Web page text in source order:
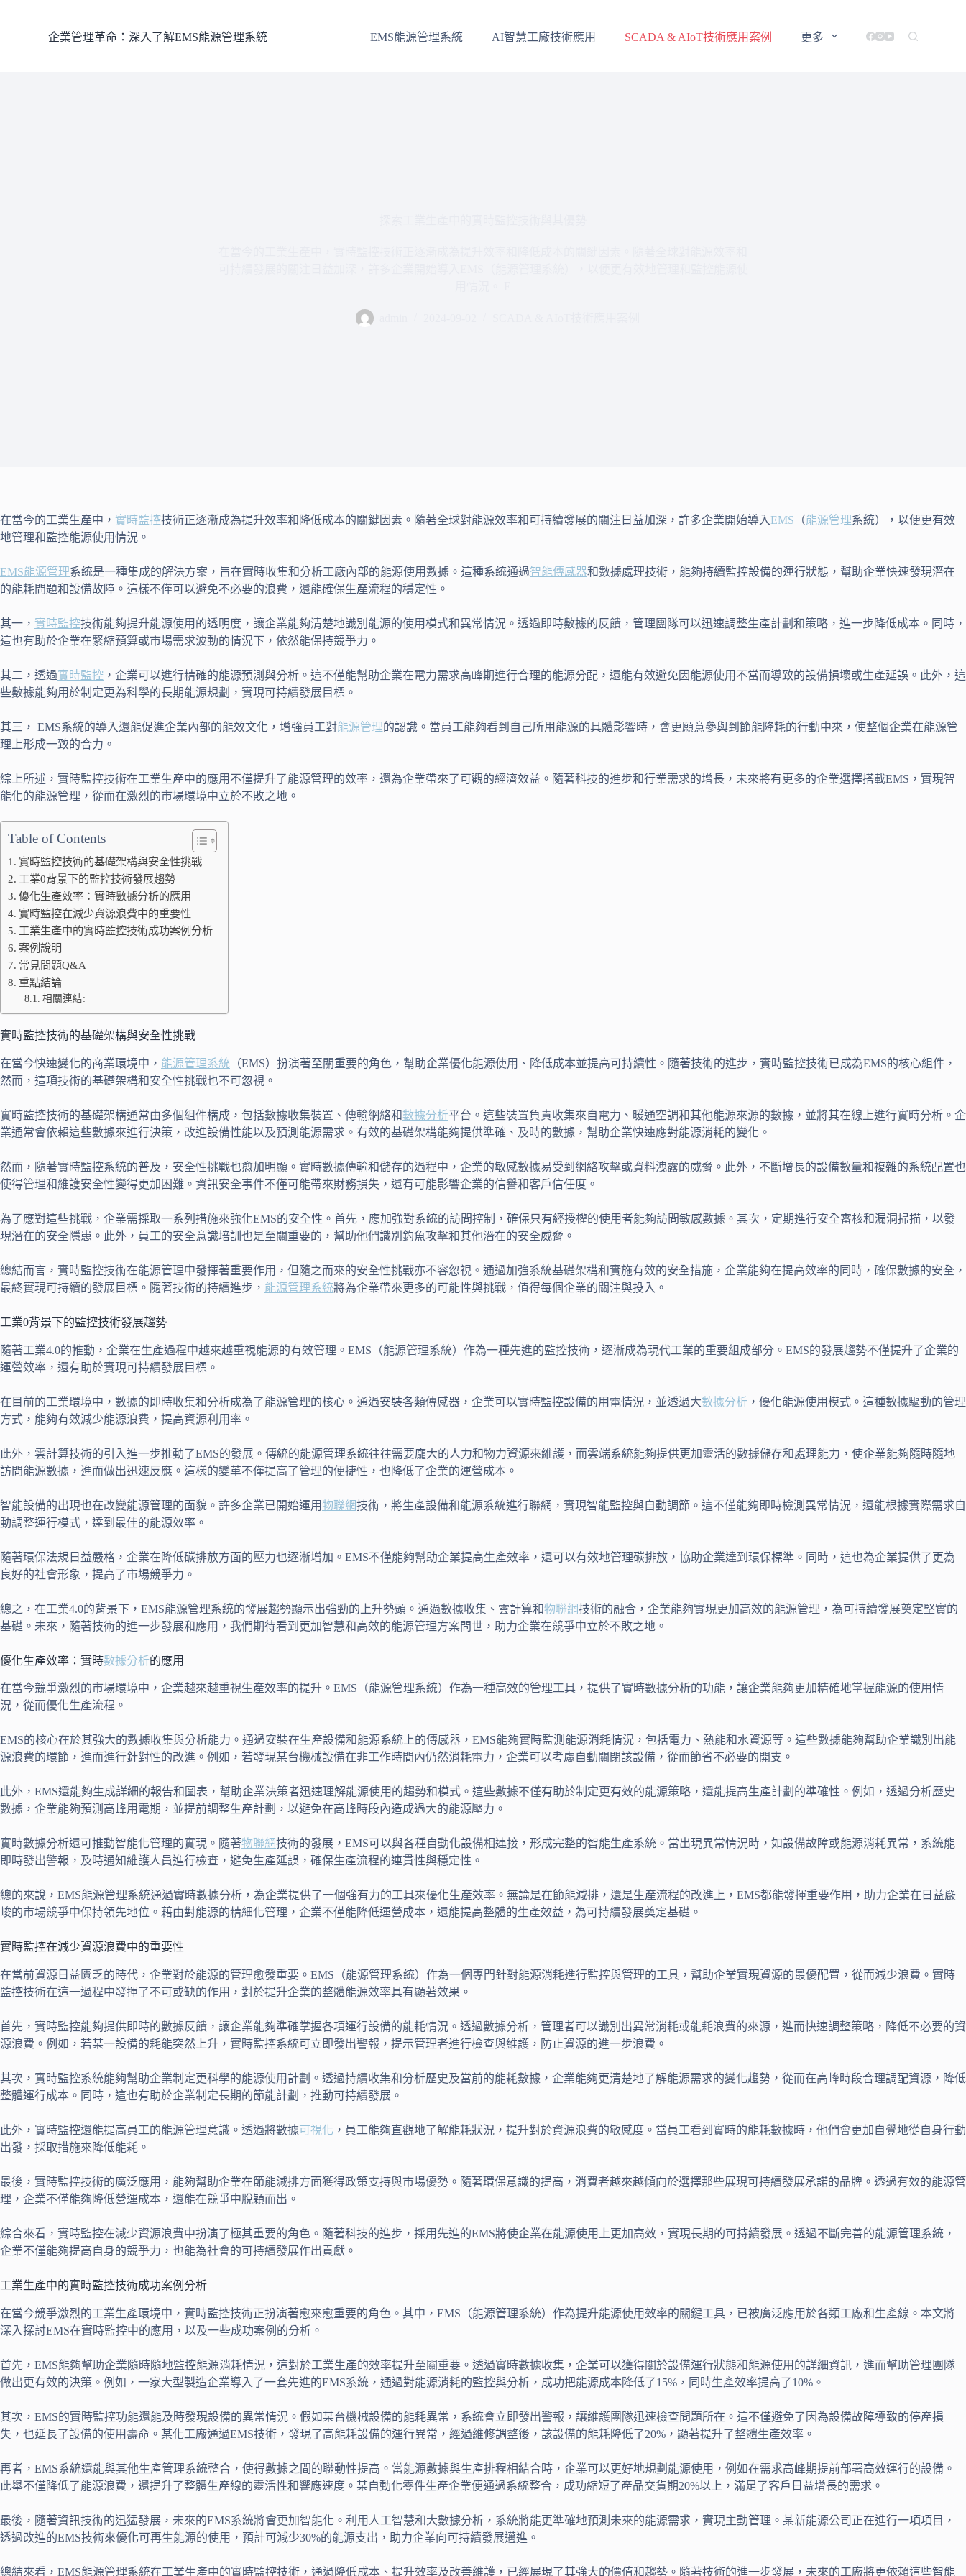
企業管理革命：深入了解EMS能源管理系統 EMS能源管理系統 AI智慧工廠技術應用 SCADA & AIoT技術應用案例 更多
在當今的工業生產中， 實時監控技術正逐漸成為提升效率和降低成本的關鍵因素。隨著全球對能源效率和可持續發展的關注日益加深，許多企業開始導入EMS （能源管理系統），以便更有效
地管理和監控能源使用情況。
EMS能源管理系統是一種集成的解決方案，旨在實時收集和分析工廠內部的能源使用數據。這種系統通過智能傳感器和數據處理技術，能夠持續監控設備的運行狀態，幫助企業快速發現潛在
的能耗問題和設備故障。這樣不僅可以避免不必要的浪費，還能確保生產流程的穩定性。
其一， 實時監控技術能夠提升能源使用的透明度，讓企業能夠清楚地識別能源的使用模式和異常情況。透過即時數據的反饋，管理團隊可以迅速調整生產計劃和策略，進一步降低成本。同時，
這也有助於企業在緊縮預算或市場需求波動的情況下，依然能保持競爭力。
其二，透過實時監控 ，企業可以進行精確的能源預測與分析。這不僅能幫助企業在電力需求高峰期進行合理的能源分配，還能有效避免因能源使用不當而導致的設備損壞或生產延誤。此外，這
些數據能夠用於制定更為科學的長期能源規劃，實現可持續發展目標。
其三， EMS系統的導入還能促進企業內部的能效文化，增強員工對能源管理的認識。當員工能夠看到自己所用能源的具體影響時，會更願意參與到節能降耗的行動中來，使整個企業在能源管
理上形成一致的合力。
綜上所述，實時監控技術在工業生產中的應用不僅提升了能源管理的效率，還為企業帶來了可觀的經濟效益。隨著科技的進步和行業需求的增長，未來將有更多的企業選擇搭載EMS，實現智
能化的能源管理，從而在激烈的市場環境中立於不敗之地。
Table of Contents
實時監控技術的基礎架構與安全性挑戰
工業0背景下的監控技術發展趨勢
優化生產效率：實時數據分析的應用
實時監控在減少資源浪費中的重要性
工業生產中的實時監控技術成功案例分析
案例說明
常見問題Q&A
重點結論
相關連結:
實時監控技術的基礎架構與安全性挑戰
在當今快速變化的商業環境中， 能源管理系統 （EMS）扮演著至關重要的角色，幫助企業優化能源使用、降低成本並提高可持續性。隨著技術的進步，實時監控技術已成為EMS的核心組件，
然而，這項技術的基礎架構和安全性挑戰也不可忽視。
實時監控技術的基礎架構通常由多個組件構成，包括數據收集裝置、傳輸網絡和數據分析平台。這些裝置負責收集來自電力、暖通空調和其他能源來源的數據，並將其在線上進行實時分析。企
業通常會依賴這些數據來進行決策，改進設備性能以及預測能源需求。有效的基礎架構能夠提供準確、及時的數據，幫助企業快速應對能源消耗的變化。
然而，隨著實時監控系統的普及，安全性挑戰也愈加明顯。實時數據傳輸和儲存的過程中，企業的敏感數據易受到網絡攻擊或資料洩露的威脅。此外，不斷增長的設備數量和複雜的系統配置也
使得管理和維護安全性變得更加困難。資訊安全事件不僅可能帶來財務損失，還有可能影響企業的信譽和客戶信任度。
為了應對這些挑戰，企業需採取一系列措施來強化EMS的安全性。首先，應加強對系統的訪問控制，確保只有經授權的使用者能夠訪問敏感數據。其次，定期進行安全審核和漏洞掃描，以發
現潛在的安全隱患。此外，員工的安全意識培訓也是至關重要的，幫助他們識別釣魚攻擊和其他潛在的安全威脅。
總結而言，實時監控技術在能源管理中發揮著重要作用，但隨之而來的安全性挑戰亦不容忽視。通過加強系統基礎架構和實施有效的安全措施，企業能夠在提高效率的同時，確保數據的安全，
最終實現可持續的發展目標。隨著技術的持續進步， 能源管理系統將為企業帶來更多的可能性與挑戰，值得每個企業的關注與投入。
工業0背景下的監控技術發展趨勢
隨著工業4.0的推動，企業在生產過程中越來越重視能源的有效管理。EMS（能源管理系統）作為一種先進的監控技術，逐漸成為現代工業的重要組成部分。EMS的發展趨勢不僅提升了企業的
運營效率，還有助於實現可持續發展目標。
在目前的工業環境中，數據的即時收集和分析成為了能源管理的核心。通過安裝各類傳感器，企業可以實時監控設備的用電情況，並透過大數據分析 ，優化能源使用模式。這種數據驅動的管理
方式，能夠有效減少能源浪費，提高資源利用率。
此外，雲計算技術的引入進一步推動了EMS的發展。傳統的能源管理系統往往需要龐大的人力和物力資源來維護，而雲端系統能夠提供更加靈活的數據儲存和處理能力，使企業能夠隨時隨地
訪問能源數據，進而做出迅速反應。這樣的變革不僅提高了管理的便捷性，也降低了企業的運營成本。
智能設備的出現也在改變能源管理的面貌。許多企業已開始運用物聯網技術，將生產設備和能源系統進行聯網，實現智能監控與自動調節。這不僅能夠即時檢測異常情況，還能根據實際需求自
動調整運行模式，達到最佳的能源效率。
隨著環保法規日益嚴格，企業在降低碳排放方面的壓力也逐漸增加。EMS不僅能夠幫助企業提高生產效率，還可以有效地管理碳排放，協助企業達到環保標準。同時，這也為企業提供了更為
良好的社會形象，提高了市場競爭力。
總之，在工業4.0的背景下，EMS能源管理系統的發展趨勢顯示出強勁的上升勢頭。通過數據收集、雲計算和物聯網技術的融合，企業能夠實現更加高效的能源管理，為可持續發展奠定堅實的
基礎。未來，隨著技術的進一步發展和應用，我們期待看到更加智慧和高效的能源管理方案問世，助力企業在競爭中立於不敗之地。
優化生產效率：實時數據分析的應用
在當今競爭激烈的市場環境中，企業越來越重視生產效率的提升。EMS（能源管理系統）作為一種高效的管理工具，提供了實時數據分析的功能，讓企業能夠更加精確地掌握能源的使用情
況，從而優化生產流程。
EMS的核心在於其強大的數據收集與分析能力。通過安裝在生產設備和能源系統上的傳感器，EMS能夠實時監測能源消耗情況，包括電力、熱能和水資源等。這些數據能夠幫助企業識別出能
源浪費的環節，進而進行針對性的改進。例如，若發現某台機械設備在非工作時間內仍然消耗電力，企業可以考慮自動關閉該設備，從而節省不必要的開支。
此外，EMS還能夠生成詳細的報告和圖表，幫助企業決策者迅速理解能源使用的趨勢和模式。這些數據不僅有助於制定更有效的能源策略，還能提高生產計劃的準確性。例如，透過分析歷史
數據，企業能夠預測高峰用電期，並提前調整生產計劃，以避免在高峰時段內造成過大的能源壓力。
實時數據分析還可推動智能化管理的實現。隨著物聯網技術的發展，EMS可以與各種自動化設備相連接，形成完整的智能生產系統。當出現異常情況時，如設備故障或能源消耗異常，系統能
即時發出警報，及時通知維護人員進行檢查，避免生產延誤，確保生產流程的連貫性與穩定性。
總的來說，EMS能源管理系統通過實時數據分析，為企業提供了一個強有力的工具來優化生產效率。無論是在節能減排，還是生產流程的改進上，EMS都能發揮重要作用，助力企業在日益嚴
峻的市場競爭中保持領先地位。藉由對能源的精細化管理，企業不僅能降低運營成本，還能提高整體的生產效益，為可持續發展奠定基礎。
實時監控在減少資源浪費中的重要性
在當前資源日益匱乏的時代，企業對於能源的管理愈發重要。EMS（能源管理系統）作為一個專門針對能源消耗進行監控與管理的工具，幫助企業實現資源的最優配置，從而減少浪費。實時
監控技術在這一過程中發揮了不可或缺的作用，對於提升企業的整體能源效率具有顯著效果。
首先，實時監控能夠提供即時的數據反饋，讓企業能夠準確掌握各項運行設備的能耗情況。透過數據分析，管理者可以識別出異常消耗或能耗浪費的來源，進而快速調整策略，降低不必要的資
源浪費。例如，若某一設備的耗能突然上升，實時監控系統可立即發出警報，提示管理者進行檢查與維護，防止資源的進一步浪費。
其次，實時監控系統能夠幫助企業制定更科學的能源使用計劃。透過持續收集和分析歷史及當前的能耗數據，企業能夠更清楚地了解能源需求的變化趨勢，從而在高峰時段合理調配資源，降低
整體運行成本。同時，這也有助於企業制定長期的節能計劃，推動可持續發展。
此外，實時監控還能提高員工的能源管理意識。透過將數據可視化 ，員工能夠直觀地了解能耗狀況，提升對於資源浪費的敏感度。當員工看到實時的能耗數據時，他們會更加自覺地從自身行動
出發，採取措施來降低能耗。
最後，實時監控技術的廣泛應用，能夠幫助企業在節能減排方面獲得政策支持與市場優勢。隨著環保意識的提高，消費者越來越傾向於選擇那些展現可持續發展承諾的品牌。透過有效的能源管
理，企業不僅能夠降低營運成本，還能在競爭中脫穎而出。
綜合來看，實時監控在減少資源浪費中扮演了極其重要的角色。隨著科技的進步，採用先進的EMS將使企業在能源使用上更加高效，實現長期的可持續發展。透過不斷完善的能源管理系統，
企業不僅能夠提高自身的競爭力，也能為社會的可持續發展作出貢獻。
工業生產中的實時監控技術成功案例分析
在當今競爭激烈的工業生產環境中，實時監控技術正扮演著愈來愈重要的角色。其中，EMS（能源管理系統）作為提升能源使用效率的關鍵工具，已被廣泛應用於各類工廠和生產線。本文將
深入探討EMS在實時監控中的應用，以及一些成功案例的分析。
首先，EMS能夠幫助企業隨時隨地監控能源消耗情況，這對於工業生產的效率提升至關重要。透過實時數據收集，企業可以獲得關於設備運行狀態和能源使用的詳細資訊，進而幫助管理團隊
做出更有效的決策。例如，一家大型製造企業導入了一套先進的EMS系統，通過對能源消耗的監控與分析，成功把能源成本降低了15%，同時生產效率提高了10%。
其次，EMS的實時監控功能還能及時發現設備的異常情況。假如某台機械設備的能耗異常，系統會立即發出警報，讓維護團隊迅速檢查問題所在。這不僅避免了因為設備故障導致的停產損
失，也延長了設備的使用壽命。某化工廠通過EMS技術，發現了高能耗設備的運行異常，經過維修調整後，該設備的能耗降低了20%，顯著提升了整體生產效率。
再者，EMS系統還能與其他生產管理系統整合，使得數據之間的聯動性提高。當能源數據與生產排程相結合時，企業可以更好地規劃能源使用，例如在需求高峰期提前部署高效運行的設備。
此舉不僅降低了能源浪費，還提升了整體生產線的靈活性和響應速度。某自動化零件生產企業便通過系統整合，成功縮短了產品交貨期20%以上，滿足了客戶日益增長的需求。
最後，隨著資訊技術的迅猛發展，未來的EMS系統將會更加智能化。利用人工智慧和大數據分析，系統將能更準確地預測未來的能源需求，實現主動管理。某新能源公司正在進行一項項目，
透過改進的EMS技術來優化可再生能源的使用，預計可減少30%的能源支出，助力企業向可持續發展邁進。
總結來看，EMS能源管理系統在工業生產中的實時監控技術，通過降低成本、提升效率及改善維護，已經展現了其強大的價值和趨勢。隨著技術的進一步發展，未來的工廠將更依賴這些智能